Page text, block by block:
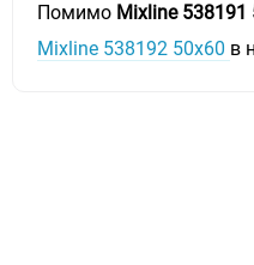
Помимо Mixline 538191
Mixline 538192 50х60 в